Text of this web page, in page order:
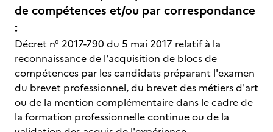
de compétences et/ou par correspondance
:
Décret n° 2017-790 du 5 mai 2017 relatif à la
reconnaissance de l'acquisition de blocs de
compétences par les candidats préparant l'examen
du brevet professionnel, du brevet des métiers d'art
ou de la mention complémentaire dans le cadre de
la formation professionnelle continue ou de la